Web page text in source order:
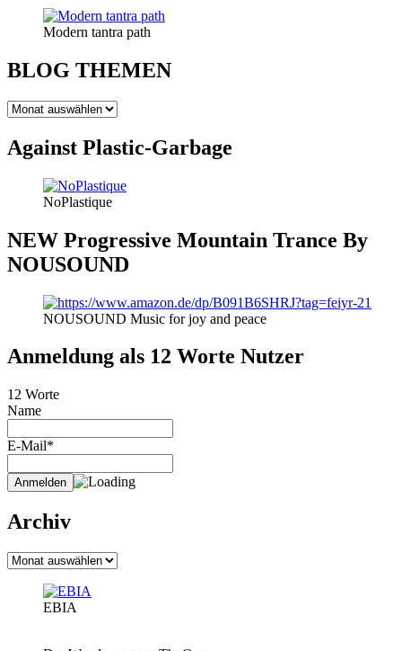
Modern tantra path
BLOG THEMEN
BLOG
Against Plastic-Garbage
NoPlastique
NEW Progressive Mountain Trance By
NOUSOUND
NOUSOUND Music for joy and peace
Anmeldung als 12 Worte Nutzer
12 Worte
Name
E-Mail*
Archiv
Archiv
EBIA